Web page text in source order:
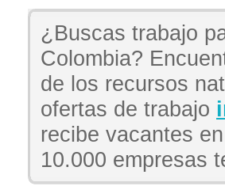
¿Buscas trabajo
Colombia?
de los recursos
ofertas de trabajo
recibe vacantes
10.000 empresas